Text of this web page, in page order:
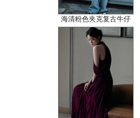
海清粉色夹克复古牛仔